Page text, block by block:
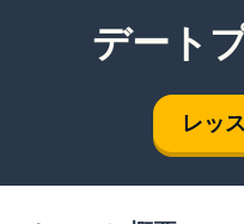
デート
レッ